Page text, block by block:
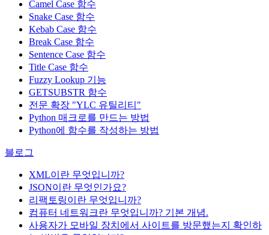
Camel Case 함수
Snake Case 함수
Kebab Case 함수
Break Case 함수
Sentence Case 함수
Title Case 함수
Fuzzy Lookup 기능
GETSUBSTR 함수
전문 확장 "YLC 유틸리티"
Python 매크로를 만드는 방법
Python에 함수를 작성하는 방법
블로그
XML이란 무엇입니까?
JSON이란 무엇인가요?
리팩토링이란 무엇입니까?
컴퓨터 네트워크란 무엇입니까? 기본 개념.
사용자가 모바일 장치에서 사이트를 방문했는지 확인하